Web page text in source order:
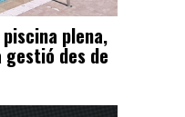
piscina plena,
des de